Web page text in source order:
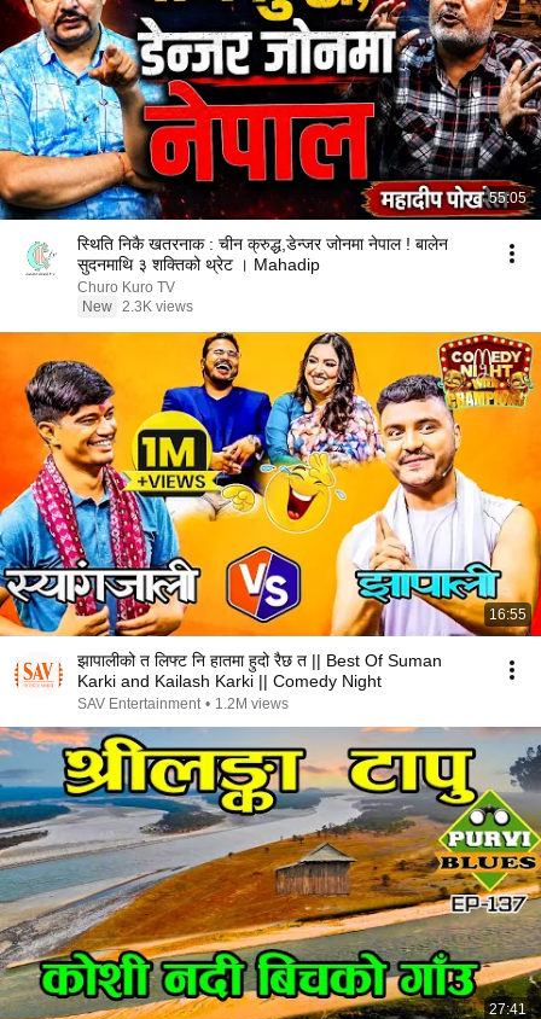
55:05
स्थिति निकै खतरनाक : चीन क्रुद्ध,डेन्जर जोनमा नेपाल ! बालेन
सुदनमाथि ३ शक्तिको थ्रेट । Mahadip
Churo Kuro TV
New 2.3K views
16:55
झापालीको त लिफ्ट नि हातमा हुदो रैछ त || Best Of Suman
Karki and Kailash Karki || Comedy Night
SAV Entertainment • 1.2M views
27:41